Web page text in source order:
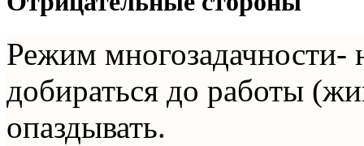
Режим многозадачности-
добираться до работы
опаздывать.